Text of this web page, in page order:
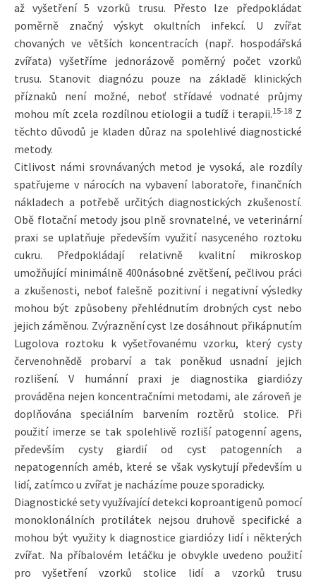
až vyšetření 5 vzorků trusu. Přesto lze předpokládat
poměrně značný výskyt okultních infekcí. U zvířat
chovaných ve větších koncentracích (např. hospodářská
zvířata) vyšetříme jednorázově poměrný počet vzorků
trusu. Stanovit diagnózu pouze na základě klinických
příznaků není možné, neboť střídavé vodnaté průjmy
mohou mít zcela rozdílnou etiologii a tudíž i terapii.15-18 Z
těchto důvodů je kladen důraz na spolehlivé diagnostické
metody.
Citlivost námi srovnávaných metod je vysoká, ale rozdíly
spatřujeme v nárocích na vybavení laboratoře, finančních
nákladech a potřebě určitých diagnostických zkušeností.
Obě flotační metody jsou plně srovnatelné, ve veterinární
praxi se uplatňuje především využití nasyceného roztoku
cukru. Předpokládají relativně kvalitní mikroskop
umožňující minimálně 400násobné zvětšení, pečlivou práci
a zkušenosti, neboť falešně pozitivní i negativní výsledky
mohou být způsobeny přehlédnutím drobných cyst nebo
jejich záměnou. Zvýraznění cyst lze dosáhnout přikápnutím
Lugolova roztoku k vyšetřovanému vzorku, který cysty
červenohnědě probarví a tak poněkud usnadní jejich
rozlišení. V humánní praxi je diagnostika giardiózy
prováděna nejen koncentračními metodami, ale zároveň je
doplňována speciálním barvením roztěrů stolice. Při
použití imerze se tak spolehlivě rozliší patogenní agens,
především cysty giardií od cyst patogenních a
nepatogenních améb, které se však vyskytují především u
lidí, zatímco u zvířat je nacházíme pouze sporadicky.
Diagnostické sety využívající detekci koproantigenů pomocí
monoklonálních protilátek nejsou druhově specifické a
mohou být využity k diagnostice giardiózy lidí i některých
zvířat. Na příbalovém letáčku je obvykle uvedeno použití
pro vyšetření vzorků stolice lidí a vzorků trusu